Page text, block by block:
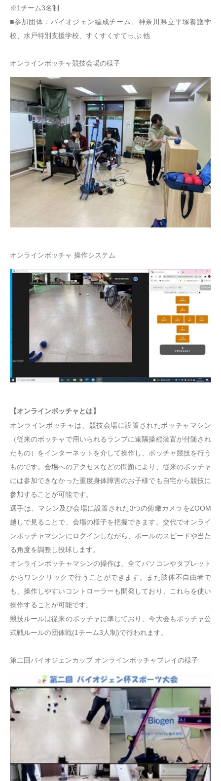
※1チーム3名制
■参加団体：バイオジェン編成チーム、神奈川県立平塚養護学
校、水戸特別支援学校、すくすくすてっぷ 他
オンラインボッチャ競技会場の様子
オンラインボッチャ 操作システム
【オンラインボッチャとは】
オンラインボッチャは、競技会場に設置されたボッチャマシン
（従来のボッチャで用いられるランプに遠隔操縦装置が付随され
たもの）をインターネットを介して操作し、ボッチャ競技を行う
ものです。会場へのアクセスなどの問題により、従来のボッチャ
には参加できなかった重度身体障害のお子様でも自宅から競技に
参加することが可能です。
選手は、マシン及び会場に設置された3つの俯瞰カメラをZOOM
越しで見ることで、会場の様子を把握できます。交代でオンライ
ンボッチャマシンにログインしながら、ボールのスピードや当た
る角度を調整し投球します。
オンラインボッチャマシンの操作は、全てパソコンやタブレット
からワンクリックで行うことができます。また肢体不自由者で
も、操作しやすいコントローラーも開発しており、これらを使い
操作することが可能です。
競技ルールは従来のボッチャに準じており、今大会もボッチャ公
式戦ルールの団体戦(1チーム3人制)で行われます。
第二回バイオジェンカップ オンラインボッチャプレイの様子